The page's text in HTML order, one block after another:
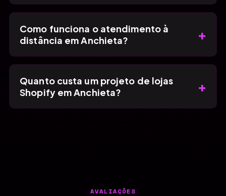
Como funciona o atendimento à
distância em Anchieta?
+
Quanto custa um projeto de lojas
Shopify em Anchieta?
+
AVALIAÇÕES